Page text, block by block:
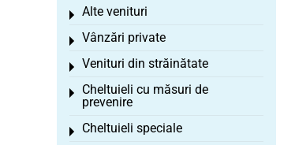
Alte venituri
Toggle menu
Vânzări private
Toggle menu
Venituri din străinătate
Toggle menu
Cheltuieli cu măsuri de
prevenire
Toggle menu
Cheltuieli speciale
Toggle menu